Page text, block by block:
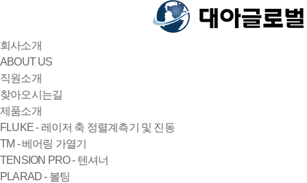
회사소개
ABOUT US
직원소개
찾아오시는길
제품소개
FLUKE - 레이저 축 정렬계측기 및 진동
TM - 베어링 가열기
TENSION PRO - 텐셔너
PLARAD - 볼팅